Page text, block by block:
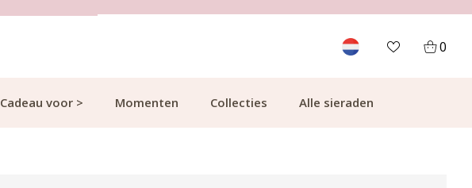
0
Cadeau voor > Momenten Collecties Alle sieraden